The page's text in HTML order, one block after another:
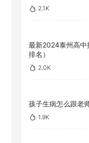
2.1K
最新2024泰州高中
排名）
2.0K
孩子生病怎么跟老
1.9K